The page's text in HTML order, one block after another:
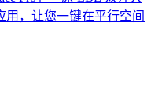
，让您一键在平行空间